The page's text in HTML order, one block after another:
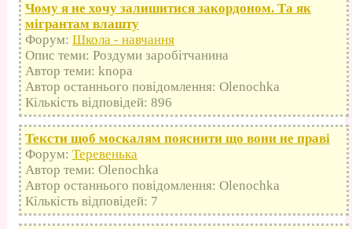
Чому я не хочу залишитися закордоном. Та як
мігрантам влашту
Форум: Школа - навчання
Опис теми: Роздуми заробітчанина
Автор теми: knopa
Автор останнього повідомлення: Olenochka
Кількість відповідей: 896
Тексти щоб москалям пояснити що вони не праві
Форум: Теревенька
Автор теми: Olenochka
Автор останнього повідомлення: Olenochka
Кількість відповідей: 7